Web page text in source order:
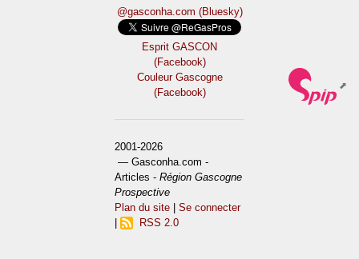
@gasconha.com (Bluesky)
Esprit GASCON
(Facebook)
Couleur Gascogne
(Facebook)
2001-2026
— Gasconha.com -
Articles -Région Gascogne
Prospective
Plan du site |Se connecter
RSS 2.0